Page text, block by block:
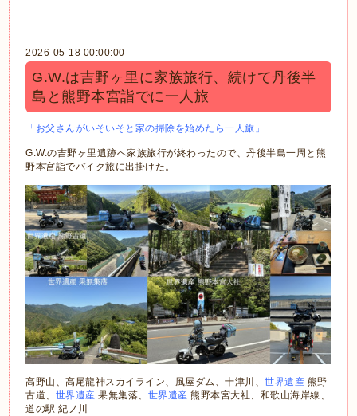
2026-05-18 00:00:00
G.W.は吉野ヶ里に家族旅行、続けて丹後半
島と熊野本宮詣でに一人旅
「お父さんがいそいそと家の掃除を始めたら一人旅」
G.W.の吉野ヶ里遺跡へ家族旅行が終わったので、丹後半島一周と熊
野本宮詣でバイク旅に出掛けた。
高野山、高尾龍神スカイライン、風屋ダム、十津川、世界遺産 熊野
古道、 世界遺産 果無集落、 世界遺産 熊野本宮大社、和歌山海岸線、
道の駅 紀ノ川